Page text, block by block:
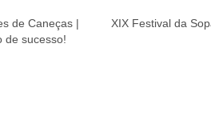
de Caneças |
de sucesso!
XIX Festival da